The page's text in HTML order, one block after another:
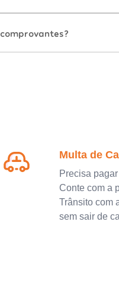
Multa de
Precisa
Conte com a
Trânsito com
sem sair de